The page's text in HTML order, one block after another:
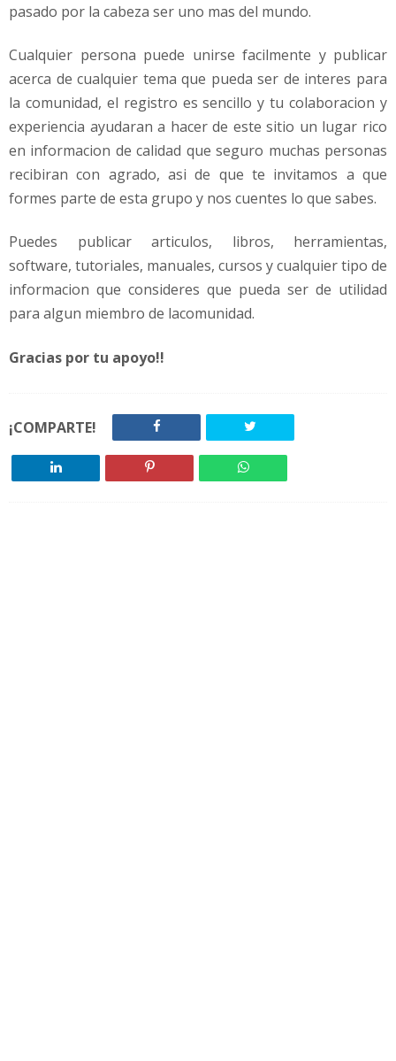
pasado por la cabeza ser uno mas del mundo.
Cualquier persona puede unirse facilmente y publicar
acerca de cualquier tema que pueda ser de interes para
la comunidad, el registro es sencillo y tu colaboracion y
experiencia ayudaran a hacer de este sitio un lugar rico
en informacion de calidad que seguro muchas personas
recibiran con agrado, asi de que te invitamos a que
formes parte de esta grupo y nos cuentes lo que sabes.
Puedes publicar articulos, libros, herramientas,
software, tutoriales, manuales, cursos y cualquier tipo de
informacion que consideres que pueda ser de utilidad
para algun miembro de lacomunidad.
Gracias por tu apoyo!!
¡COMPARTE!